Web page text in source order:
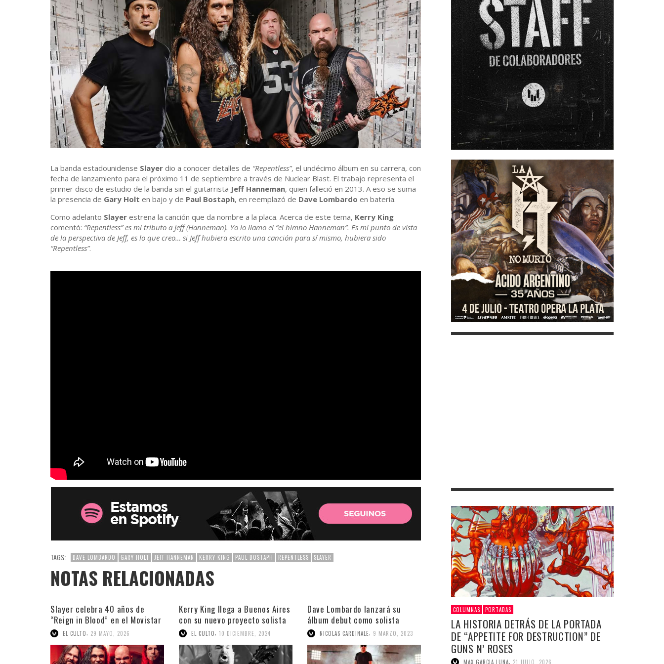
La banda estadounidense Slayer dio a conocer detalles de “Repentless”, el undécimo álbum en su carrera, con
fecha de lanzamiento para el próximo 11 de septiembre a través de Nuclear Blast. El trabajo representa el
primer disco de estudio de la banda sin el guitarrista Jeff Hanneman, quien falleció en 2013. A eso se suma
la presencia de Gary Holt en bajo y de Paul Bostaph, en reemplazó de Dave Lombardo en batería.
Como adelanto Slayer estrena la canción que da nombre a la placa. Acerca de este tema, Kerry King
comentó: “Repentless” es mi tributo a Jeff (Hanneman). Yo lo llamo el “el himno Hanneman”. Es mi punto de vista
de la perspectiva de Jeff, es lo que creo… si Jeff hubiera escrito una canción para sí mismo, hubiera sido
“Repentless”.
TAGS: DAVE LOMBARDO GARY HOLT JEFF HANNEMAN KERRY KING PAUL BOSTAPH REPENTLESS SLAYER
NOTAS RELACIONADAS
Slayer celebra 40 años de
“Reign in Blood” en el Movistar
ArenaEL CULTO 29 MAYO, 2026
Kerry King llega a Buenos Aires
con su nuevo proyecto solista
EL CULTO 10 DICIEMBRE, 2024
Dave Lombardo lanzará su
álbum debut como solista
NICOLAS CARDINALE 9 MARZO, 2023
COLUMNAS PORTADAS
LA HISTORIA DETRÁS DE LA PORTADA
DE “APPETITE FOR DESTRUCTION” DE
GUNS N’ ROSES
MAX GARCIA LUNA, 21 JULIO, 2026